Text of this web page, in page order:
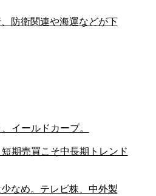
防衛関連や海運などが下
イールドカーブ。
期売買こそ中長期トレンド
なめ。テレビ株、中外製